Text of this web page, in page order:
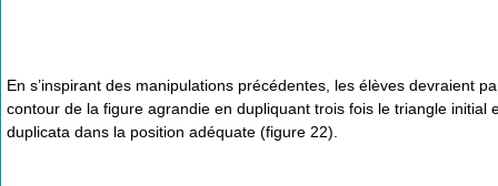
En s’inspirant des manipulations précédentes, les élèves devraient
contour de la figure agrandie en dupliquant trois fois le triangle initial
duplicata dans la position adéquate (figure 22).